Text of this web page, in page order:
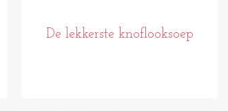
De lekkerste knoflooksoep